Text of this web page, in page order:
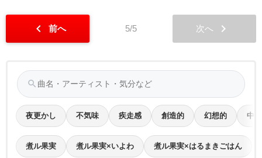
chevron_left 前へ 5/5 次へ chevron_right
search
夜更かし 不気味 疾走感 創造的 幻想的 中
煮ル果実 煮ル果実×いよわ 煮ル果実×はるまきごはん